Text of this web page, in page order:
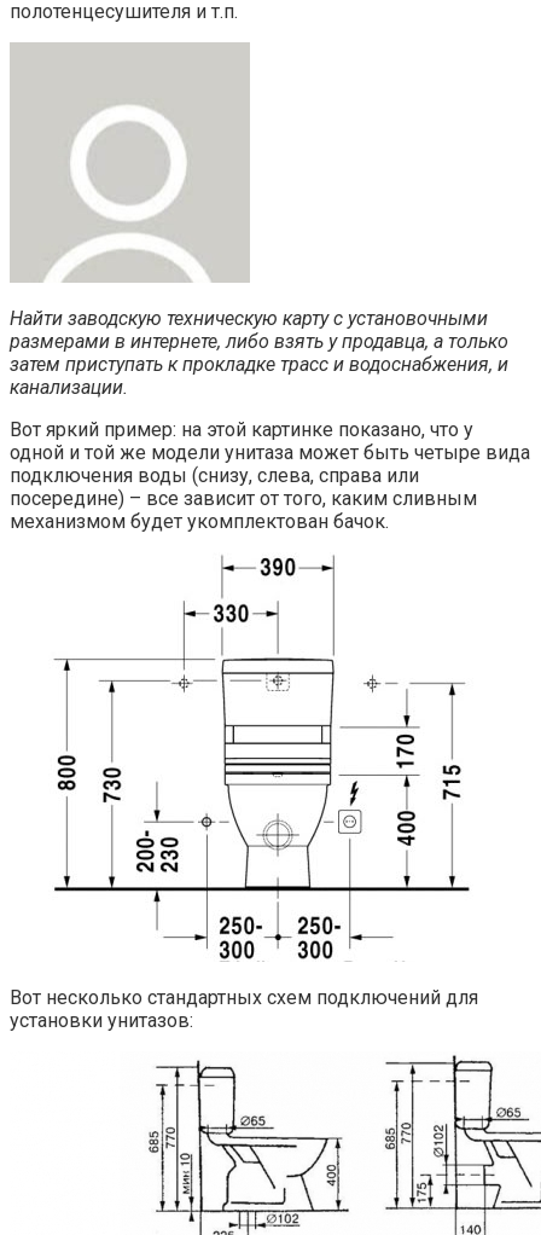
полотенцесушителя и т.п.
Найти заводскую техническую карту с установочными
размерами в интернете, либо взять у продавца, а только
затем приступать к прокладке трасс и водоснабжения, и
канализации.
Вот яркий пример: на этой картинке показано, что у
одной и той же модели унитаза может быть четыре вида
подключения воды (снизу, слева, справа или
посередине) – все зависит от того, каким сливным
механизмом будет укомплектован бачок.
Вот несколько стандартных схем подключений для
установки унитазов: